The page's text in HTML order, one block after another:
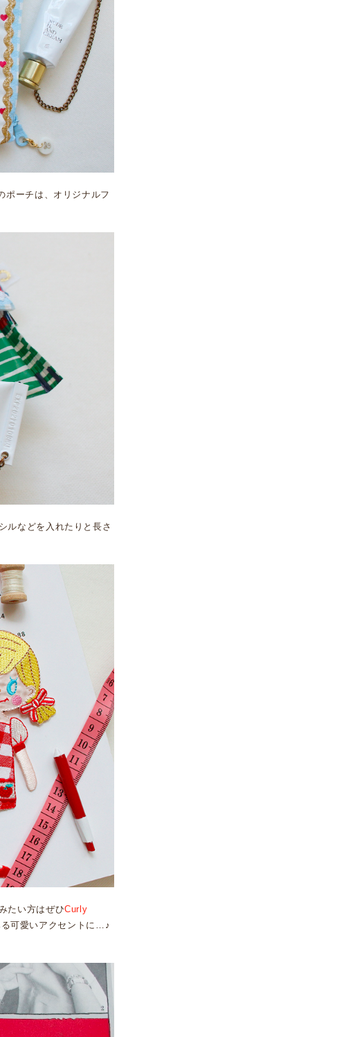
ーチは、オリジナルフ
ルなどを入れたりと長さ
たい方はぜひCurly
可愛いアクセントに…♪